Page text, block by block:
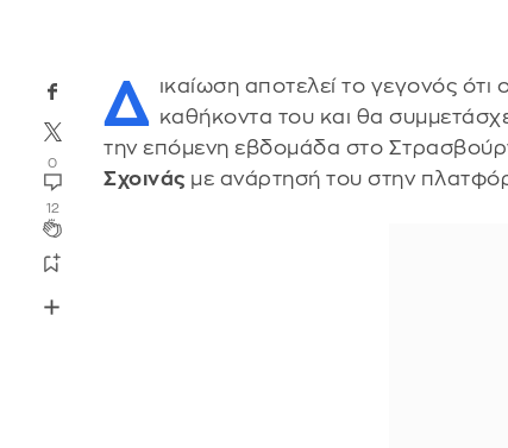
0
12
Δ ικαίωση αποτελεί το γεγονός ότι
καθήκοντα του και θα
την επόμενη εβδομάδα στο
Σχοινάς με ανάρτησή του στην